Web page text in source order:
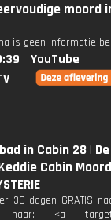
moord
is geen informatie
YouTube
in Cabin 28 | De
Cabin
30 dagen GRATIS
naar: <a